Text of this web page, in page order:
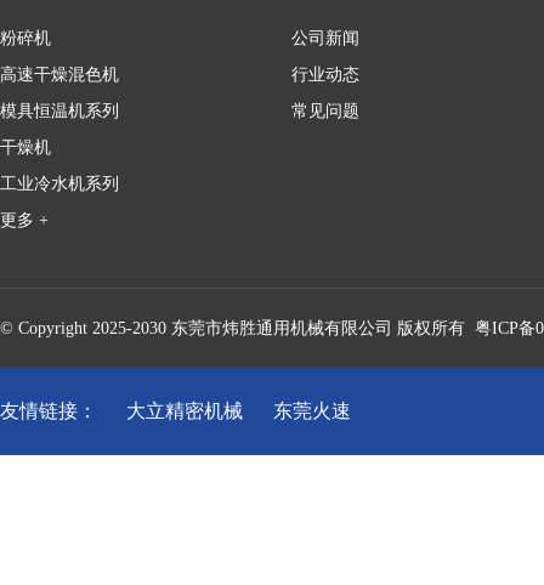
粉碎机
高速干燥混色机
模具恒温机系列
干燥机
工业冷水机系列
更多 +
公司新闻
行业动态
常见问题
© Copyright 2025-2030 东莞市炜胜通用机械有限公司 版权所有 粤ICP备
友情链接： 大立精密机械 东莞火速